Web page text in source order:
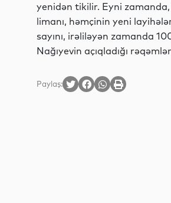
yenidən tikilir. Eyni
limanı, həmçinin yeni
sayını, irəliləyən zamanda
Nağıyevin açıqladığı
Paylaş: